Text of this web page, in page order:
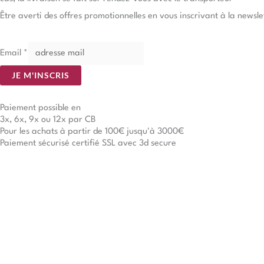
Être averti des offres promotionnelles en vous inscrivant à la
Email *
JE M'INSCRIS
Paiement possible en
3x, 6x, 9x ou 12x par CB
Pour les achats à partir de 100€ jusqu'à 3000€
Paiement sécurisé certifié SSL avec 3d secure